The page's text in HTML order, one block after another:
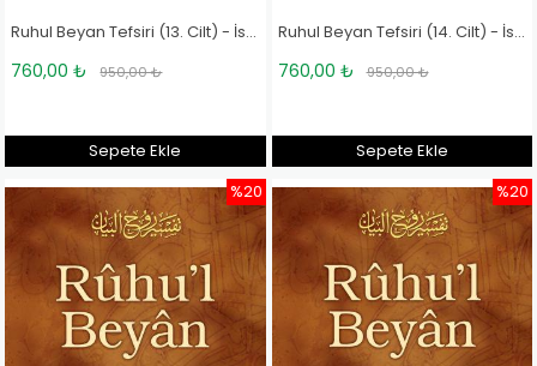
Ruhul Beyan Tefsiri (13. Cilt) - İsmail Hakkı Bursevi
760,00 ₺ 950,00 ₺
Sepete Ekle
Ruhul Beyan Tefsiri (14. Cilt) - İsmail Hakkı Bursevi
760,00 ₺ 950,00 ₺
Sepete Ekle
%20 %20